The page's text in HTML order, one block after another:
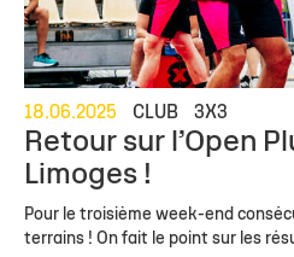
18.06.2025 CLUB 3X3
Retour sur l’Open
Limoges !
Pour le troisième week-end
terrains ! On fait le point sur les